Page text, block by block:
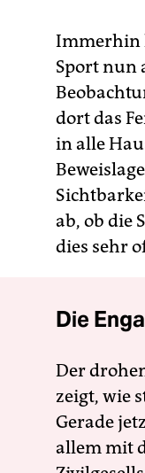
Immerhin
Sport nun
dort das
in alle
ab, ob die
dies sehr
Die
Der
zeigt, wie
Gerade
allem mit